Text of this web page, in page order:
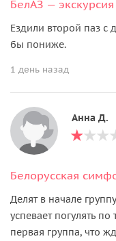
БелАЗ —
Ездили второй паз с
бы пониже.
1 день назад
Анна Д.
Делят в начале
успевает погулять
первая группа, что